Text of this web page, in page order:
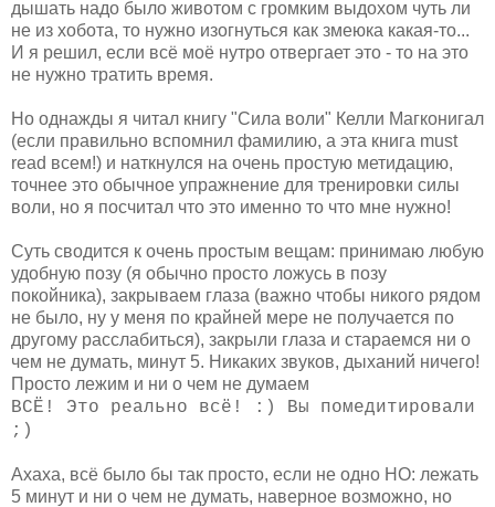
дышать надо было животом с громким выдохом чуть ли
не из хобота, то нужно изогнуться как змеюка какая-то...
И я решил, если всё моё нутро отвергает это - то на это
не нужно тратить время.
Но однажды я читал книгу "Сила воли" Келли Магконигал
(если правильно вспомнил фамилию, а эта книга must
read всем!) и наткнулся на очень простую метидацию,
точнее это обычное упражнение для тренировки силы
воли, но я посчитал что это именно то что мне нужно!
Суть сводится к очень простым вещам: принимаю любую
удобную позу (я обычно просто ложусь в позу
покойника), закрываем глаза (важно чтобы никого рядом
не было, ну у меня по крайней мере не получается по
другому расслабиться), закрыли глаза и стараемся ни о
чем не думать, минут 5. Никаких звуков, дыханий ничего!
Просто лежим и ни о чем не думаем
ВСЁ! Это реально всё! :) Вы помедитировали
;)
Ахаха, всё было бы так просто, если не одно НО: лежать
5 минут и ни о чем не думать, наверное возможно, но